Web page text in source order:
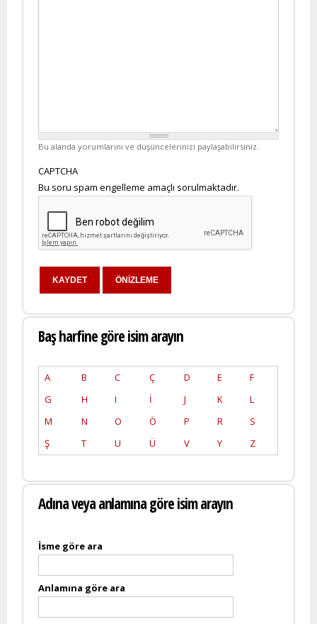
Bu alanda yorumlarını ve düşüncelerinizi paylaşabilirsiniz.
CAPTCHA
Bu soru spam engelleme amaçlı sorulmaktadır.
Baş harfine göre isim arayın
A B C Ç D E
F
G
H I İ J K
L
M
N O Ö P R
S
Ş
T U Ü V Y Z
Adına veya anlamına göre isim arayın
İsme göre ara
Anlamına göre ara